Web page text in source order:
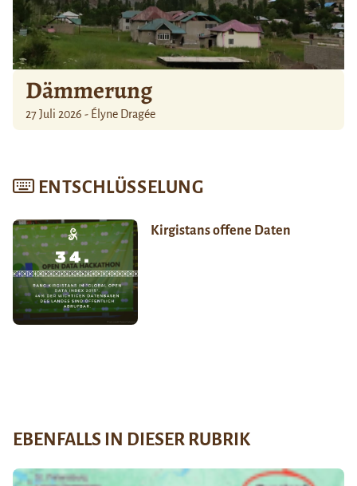
Dämmerung
27 Juli 2026 - Élyne Dragée
ENTSCHLÜSSELUNG
Kirgistans offene Daten
EBENFALLS IN DIESER RUBRIK